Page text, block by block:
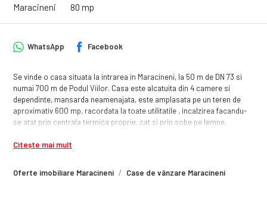
Maracineni
80 mp
Oferte imobiliare Maracineni Case de vânzare Maracineni
WhatsApp Facebook
Se vinde o casa situata la intrarea in Maracineni, la 50 m de DN 73 si
numai 700 m de Podul Viilor. Casa este alcatuita din 4 camere si
dependinte, mansarda neamenajata, este amplasata pe un teren de
aproximativ 600 mp, racordata la toate utilitatile , incalzirea facandu-
se atat prin centrala termica proprie, cat si prin sobe pe lemne.
Citește mai mult